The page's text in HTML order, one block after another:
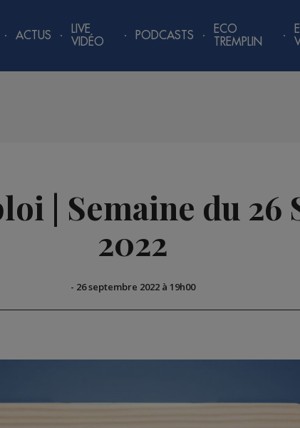
ACTUS
LIVE
VIDÉO
PODCASTS
ECO
TREMPLIN
| Semaine du 26
2022
- 26 septembre 2022 à 19h00